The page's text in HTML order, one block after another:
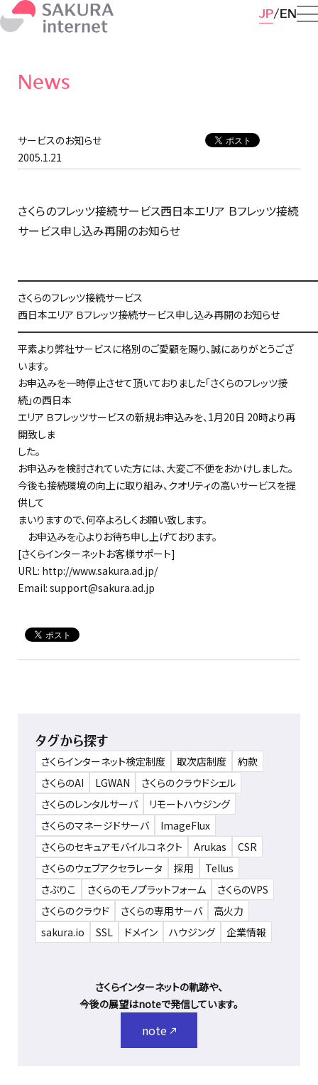
JP EN
News
サービスのお知らせ
2005.1.21
さくらのフレッツ接続サービス西日本エリア Ｂフレッツ接続
サービス申し込み再開のお知らせ
さくらのフレッツ接続サービス
西日本エリア Ｂフレッツ接続サービス申し込み再開のお知らせ
平素より弊社サービスに格別のご愛顧を賜り、誠にありがとうござ
います。
お申込みを一時停止させて頂いておりました「さくらのフレッツ接
続」の西日本
エリア Ｂフレッツサービスの新規お申込みを、1月20日 20時より再
開致しま
した。
お申込みを検討されていた方には、大変ご不便をおかけしました。
今後も接続環境の向上に取り組み、クオリティの高いサービスを提
供して
まいりますので、何卒よろしくお願い致します。
お申込みを心よりお待ち申し上げております。
[さくらインターネットお客様サポート]
URL: http://www.sakura.ad.jp/
Email: support@sakura.ad.jp
タグから探す
さくらインターネット検定制度 取次店制度
約款
さくらのAI
LGWAN
さくらのクラウドシェル
さくらのレンタルサーバ
リモートハウジング
さくらのマネージドサーバ
ImageFlux
さくらのセキュアモバイルコネクト
Arukas
CSR
さくらのウェブアクセラレータ
採用
Tellus
さぶりこ
さくらのモノプラットフォーム
さくらのVPS
さくらのクラウド
さくらの専用サーバ
高火力
sakura.io
SSL ドメイン ハウジング 企業情報
さくらインターネットの軌跡や、
今後の展望はnoteで発信しています。
note